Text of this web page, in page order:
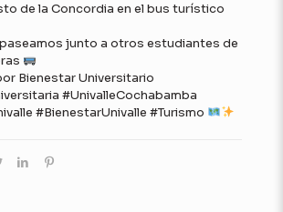
de la Concordia en el bus turístico
junto a otros estudiantes de
Bienestar Universitario
#UnivalleCochabamba
#BienestarUnivalle #Turismo